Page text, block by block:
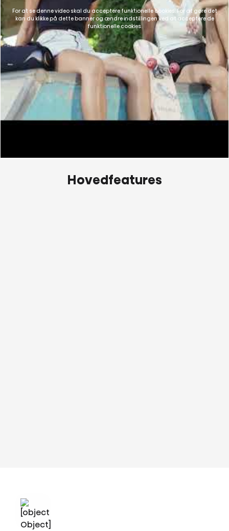
For at se denne video skal du acceptere funktionelle cookies. For at gøre det
kan du klikke på dette banner og ændre indstillingen ved at acceptere de
funktionelle cookies.
Hovedfeatures